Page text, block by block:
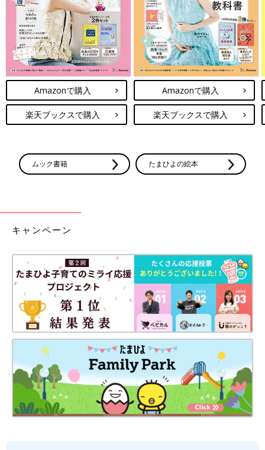
Amazonで購入
楽天ブックスで購入
Amazonで購入
楽天ブックスで購入
ムック書籍 たまひよの絵本
キャンペーン